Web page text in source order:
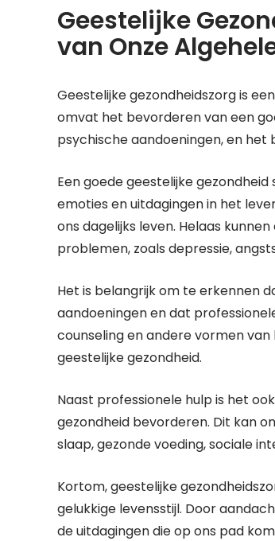
Geestelijke
van Onze
Geestelijke gezondheidszorg is
omvat het bevorderen van een
psychische aandoeningen, en
Een goede geestelijke
emoties en uitdagingen in het
ons dagelijks leven. Helaas
problemen, zoals depressie,
Het is belangrijk om te erkennen
aandoeningen en dat
counseling en andere vormen
geestelijke gezondheid.
Naast professionele hulp is het
gezondheid bevorderen. Dit kan
slaap, gezonde voeding, sociale
Kortom, geestelijke
gelukkige levensstijl. Door
de uitdagingen die op ons pad